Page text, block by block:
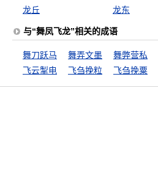
龙丘
龙东
与“舞凤飞龙”相关的成语
舞刀跃马 舞弄文墨 舞弊营私
飞云掣电
飞刍挽粒 飞刍挽粟